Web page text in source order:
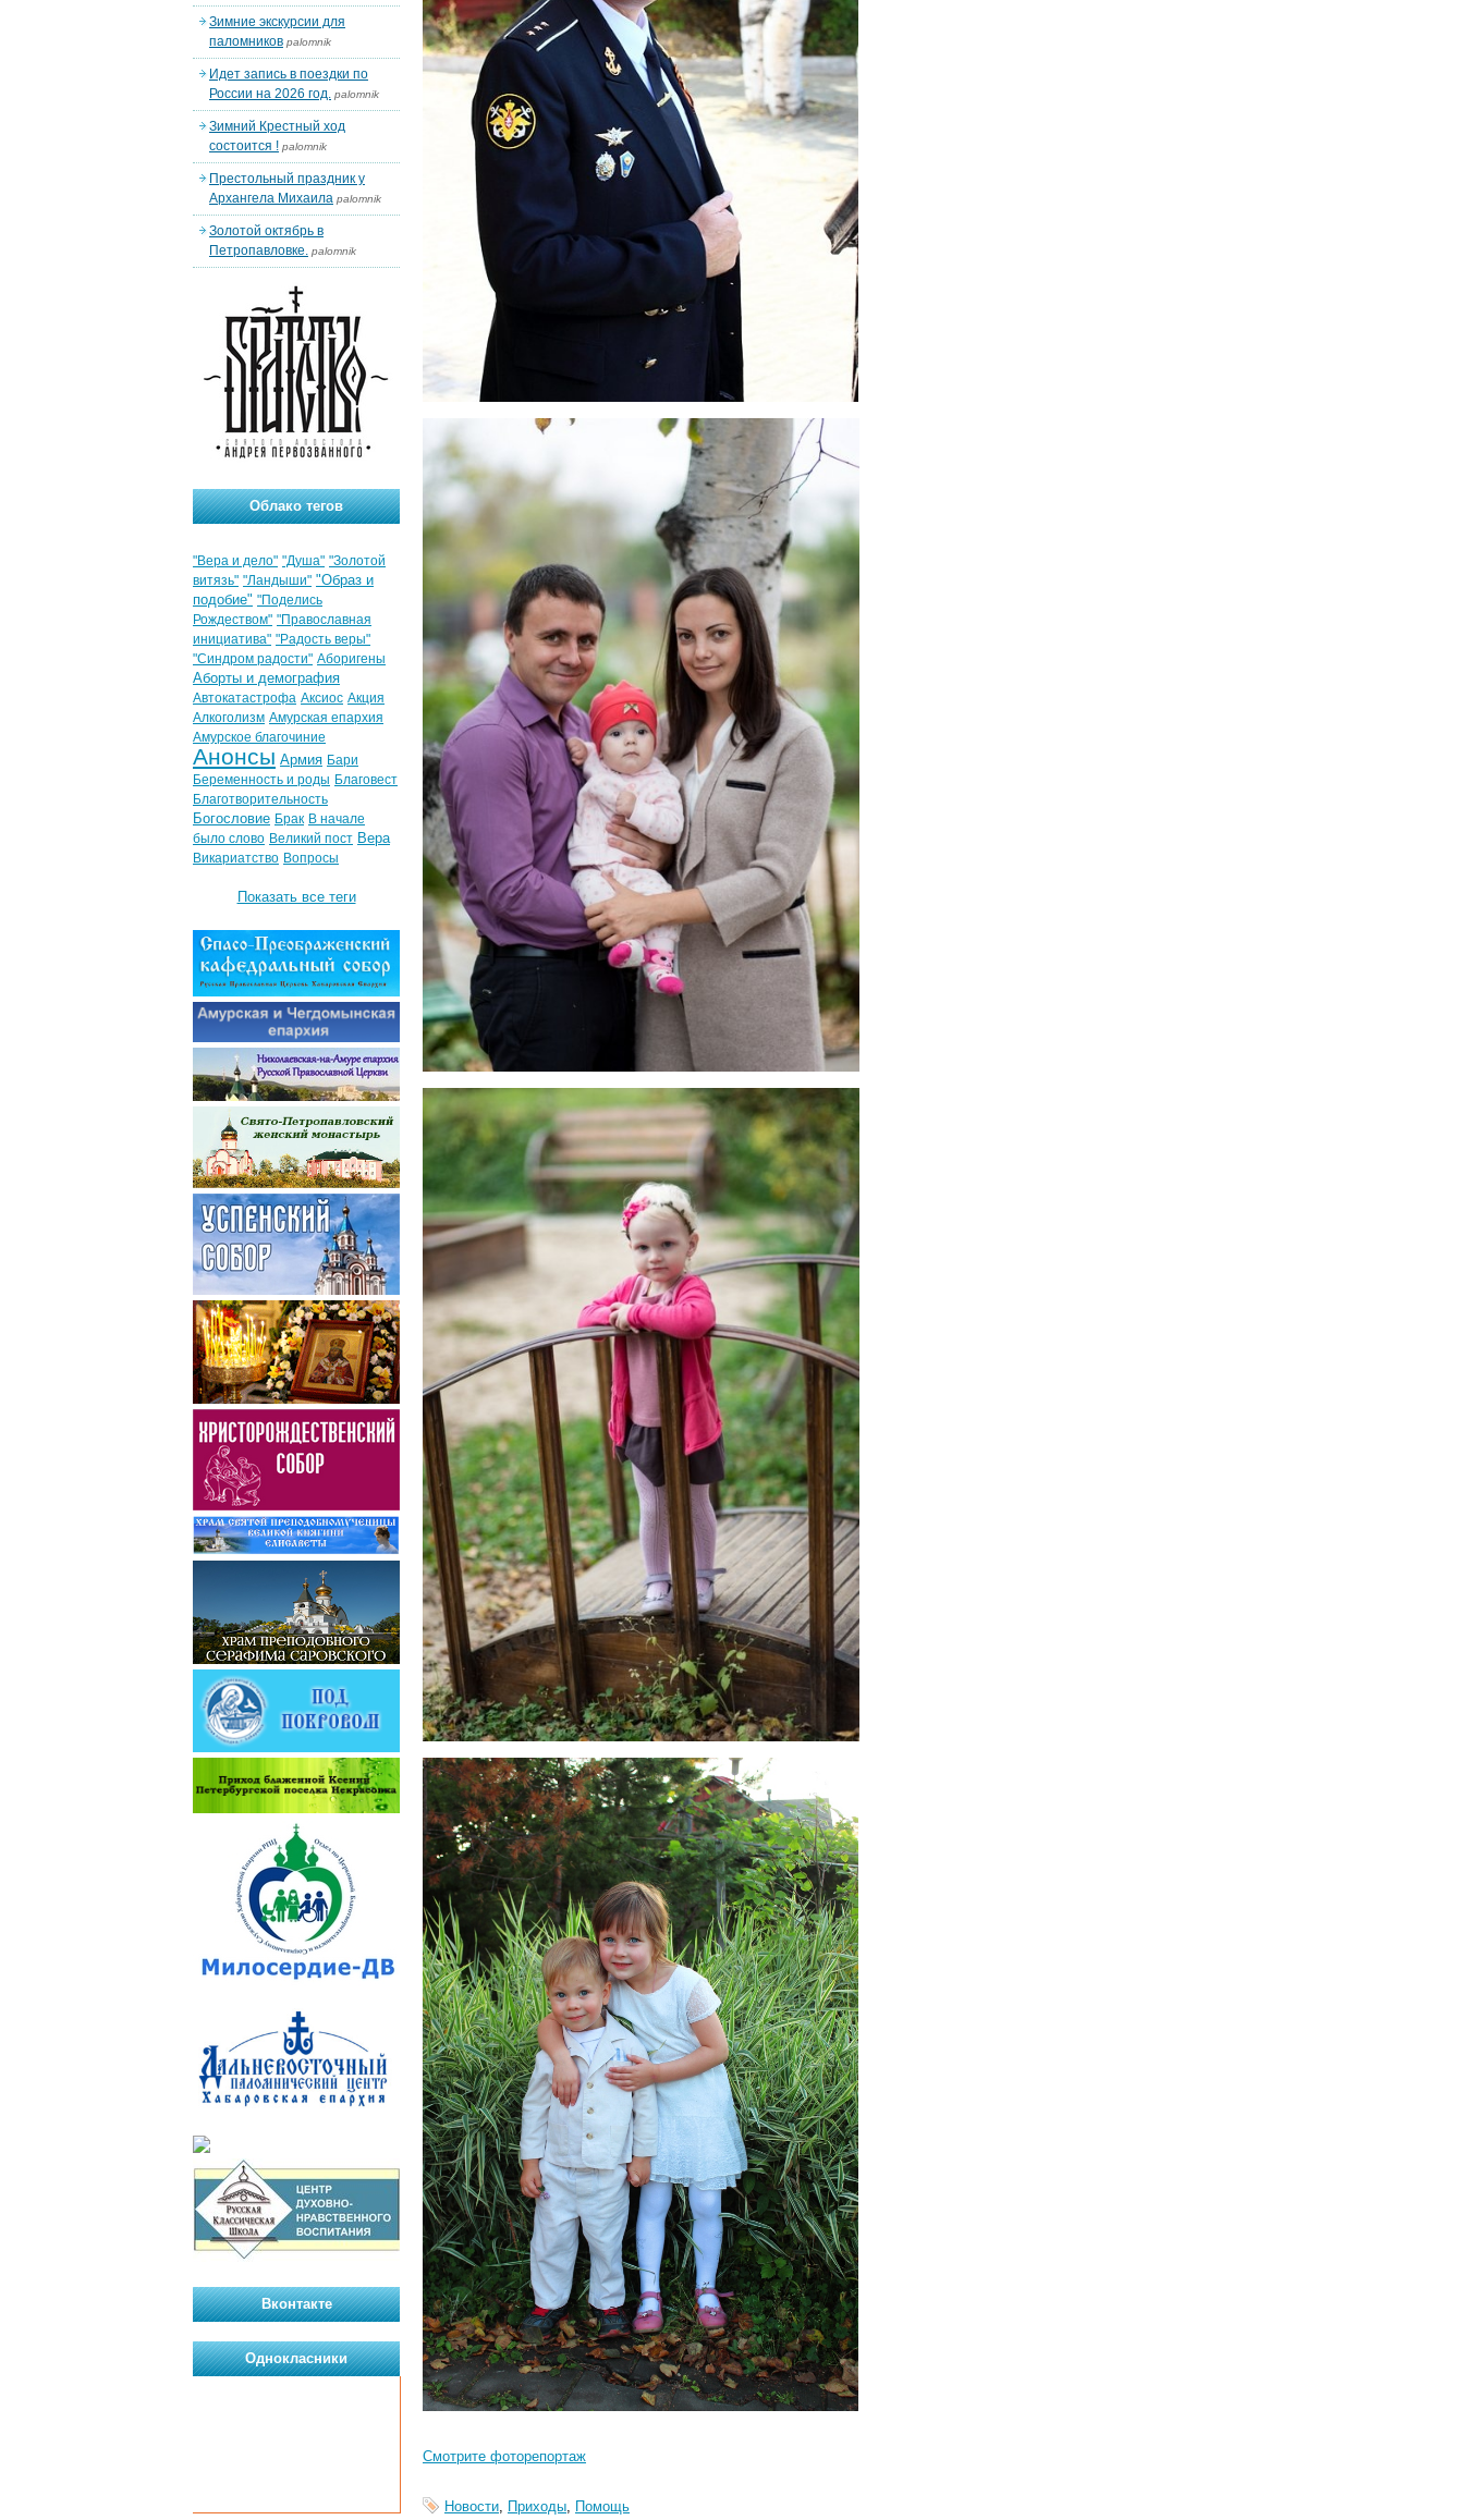
Смотрите фоторепортаж
Новости, Приходы, Помощь
Зимние экскурсии для
паломников palomnik
Идет запись в поездки по
России на 2026 год. palomnik
Зимний Крестный ход
состоится ! palomnik
Престольный праздник у
Архангела Михаила palomnik
Золотой октябрь в
Петропавловке. palomnik
Облако тегов
"Вера и дело" "Душа" "Золотой
витязь" "Ландыши" "Образ и
подобие" "Поделись
Рождеством" "Православная
инициатива" "Радость веры"
"Синдром радости" Аборигены
Аборты и демография
Автокатастрофа Аксиос Акция
Алкоголизм Амурская епархия
Амурское благочиние
Анонсы Армия Бари
Беременность и роды Благовест
Благотворительность
Богословие Брак В начале
было слово Великий пост Вера
Викариатство Вопросы
Показать все теги
Вконтакте
Однокласники